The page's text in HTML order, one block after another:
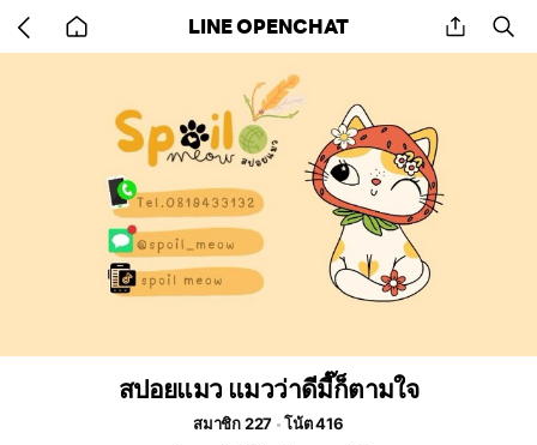
back
to
LINE OPENCHAT share
สปอยแมว แมวว่าดีมี๊ก็ตามใจ
สมาชิก 227
โน้ต 416